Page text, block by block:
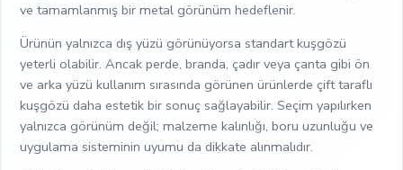
ve tamamlanmış bir metal görünüm hedeflenir.
Ürünün yalnızca dış yüzü görünüyorsa standart kuşgözü
yeterli olabilir. Ancak perde, branda, çadır veya çanta gibi ön
ve arka yüzü kullanım sırasında görünen ürünlerde çift taraflı
kuşgözü daha estetik bir sonuç sağlayabilir. Seçim yapılırken
yalnızca görünüm değil; malzeme kalınlığı, boru uzunluğu ve
uygulama sisteminin uyumu da dikkate alınmalıdır.